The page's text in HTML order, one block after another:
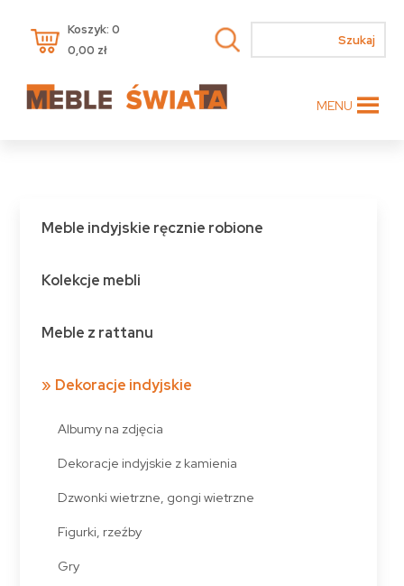
Koszyk: 0
0,00 zł
MENU
Meble indyjskie ręcznie robione
Kolekcje mebli
Meble z rattanu
Dekoracje indyjskie
Albumy na zdjęcia
Dekoracje indyjskie z kamienia
Dzwonki wietrzne, gongi wietrzne
Figurki, rzeźby
Gry